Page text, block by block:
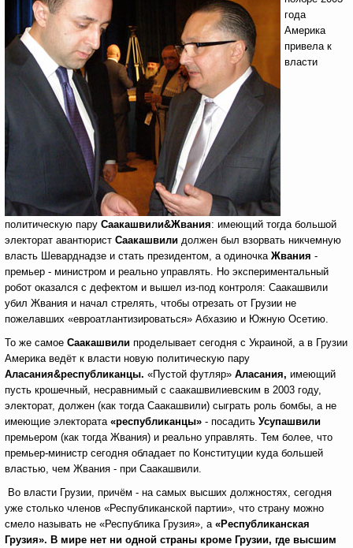
года
Америка
привела к
власти
политическую пару Саакашвили&Жвания: имеющий тогда большой
электорат авантюрист Саакашвили должен был взорвать никчемную
власть Шеварднадзе и стать президентом, а одиночка Жвания -
премьер - министром и реально управлять. Но экспериментальный
робот оказался c дефектом и вышел из-под контроля: Саакашвили
убил Жвания и начал стрелять, чтобы отрезать от Грузии не
пожелавших «евроатлантизироваться» Абхазию и Южную Осетию.
То же самое Саакашвили проделывает сегодня с Украиной, а в Грузии
Америка ведёт к власти новую политическую пару
Аласания&республиканцы. «Пустой футляр» Аласания, имеющий
пусть крошечный, несравнимый с саакашвилиевским в 2003 году,
электорат, должен (как тогда Саакашвили) сыграть роль бомбы, а не
имеющие электората «республиканцы» - посадить Усупашвили
премьером (как тогда Жвания) и реально управлять. Тем более, что
премьер-министр сегодня обладает по Конституции куда большей
властью, чем Жвания - при Саакашвили.
Во власти Грузии, причём - на самых высших должностях, сегодня
уже столько членов «Республиканской партии», что страну можно
смело называть не «Республика Грузия», а «Республиканская
Грузия». В мире нет ни одной страны кроме Грузии, где высшим